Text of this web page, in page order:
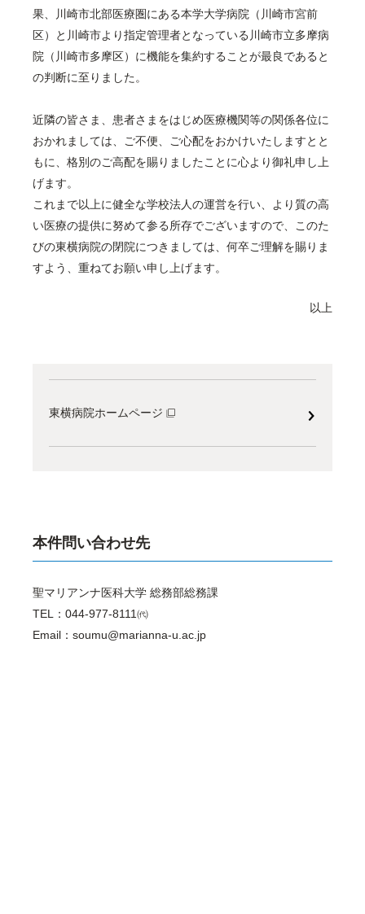
果、川崎市北部医療圏にある本学大学病院（川崎市宮前
区）と川崎市より指定管理者となっている川崎市立多摩病
院（川崎市多摩区）に機能を集約することが最良であると
の判断に至りました。
近隣の皆さま、患者さまをはじめ医療機関等の関係各位に
おかれましては、ご不便、ご心配をおかけいたしますとと
もに、格別のご高配を賜りましたことに心より御礼申し上
げます。
これまで以上に健全な学校法人の運営を行い、より質の高
い医療の提供に努めて参る所存でございますので、このた
びの東横病院の閉院につきましては、何卒ご理解を賜りま
すよう、重ねてお願い申し上げます。
以上
東横病院ホームページ
本件問い合わせ先
聖マリアンナ医科大学 総務部総務課
TEL：044-977-8111㈹
Email：soumu@marianna-u.ac.jp